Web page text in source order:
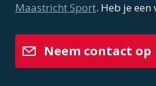
Maastricht Sport. Heb je
Neem contact op